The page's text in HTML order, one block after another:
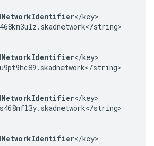
</key>
string>
</key>
string>
</key>
string>
</key>